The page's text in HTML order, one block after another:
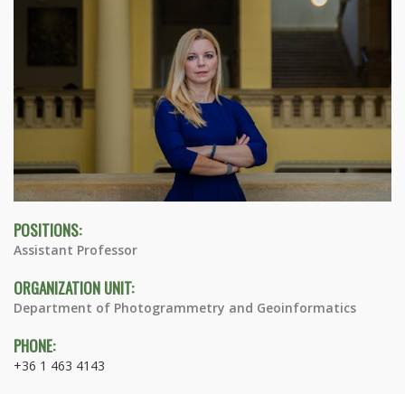
POSITIONS:
Assistant Professor
ORGANIZATION UNIT:
Department of Photogrammetry and Geoinformatics
PHONE:
+36 1 463 4143